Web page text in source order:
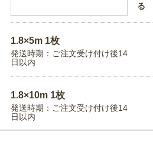
る
1.8×5m 1枚
発送時期：ご注文受け付け後14
日以内
1.8×10m 1枚
発送時期：ご注文受け付け後14
日以内